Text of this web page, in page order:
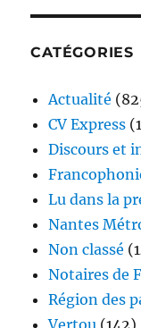
CATÉGORIES
Actualité
CV Express
Discours et
Lu dans la
Nantes
Non classé
Notaires de
Région des
Vertou (142)